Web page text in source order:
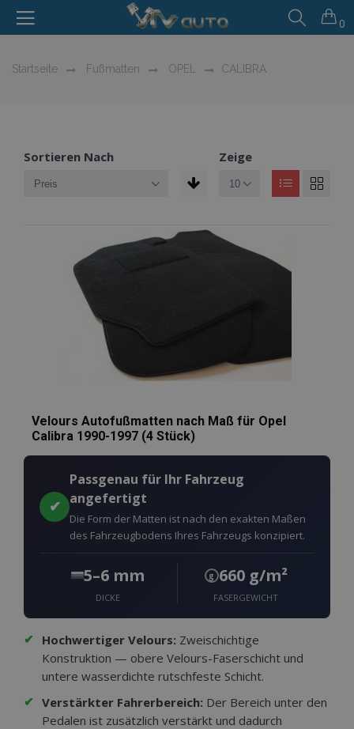
0
Startseite Fußmatten OPEL CALIBRA
Sortieren Nach Zeige
Velours Autofußmatten nach Maß für Opel
Calibra 1990-1997 (4 Stück)
✔
Passgenau für Ihr Fahrzeug
angefertigt
Die Form der Matten ist nach den exakten Maßen
des Fahrzeugbodens Ihres Fahrzeugs konzipiert.
5–6 mm
DICKE
g 660 g/m²
FASERGEWICHT
✔ Hochwertiger Velours: Zweischichtige
Konstruktion — obere Velours-Faserschicht und
untere wasserdichte rutschfeste Schicht.
✔ Verstärkter Fahrerbereich: Der Bereich unter den
Pedalen ist zusätzlich verstärkt und dadurch